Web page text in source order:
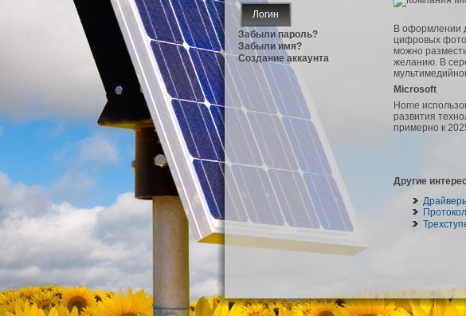
Забыли пароль?
Забыли имя?
Создание аккаунта
В оформлении
цифровых
можно
желанию. В
Microsoft
Home
развития
примерно к
Другие